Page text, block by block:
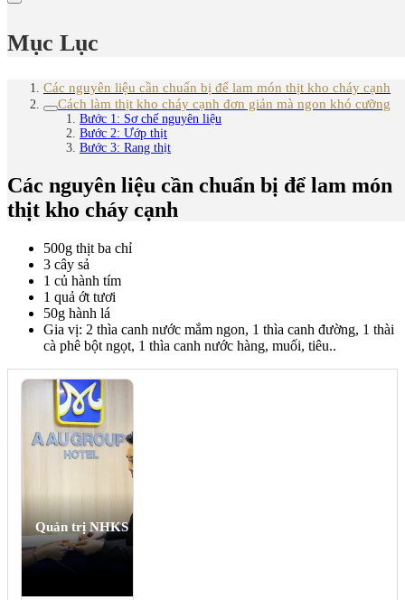
Mục Lục
Các nguyên liệu cần chuẩn bị để lam món thịt kho cháy cạnh
Cách làm thịt kho cháy cạnh đơn giản mà ngon khó cưỡng
Bước 1: Sơ chế nguyên liệu
Bước 2: Ướp thịt
Bước 3: Rang thịt
Các nguyên liệu cần chuẩn bị để lam món
thịt kho cháy cạnh
500g thịt ba chỉ
3 cây sả
1 củ hành tím
1 quả ớt tươi
50g hành lá
Gia vị: 2 thìa canh nước mắm ngon, 1 thìa canh đường, 1 thài
cà phê bột ngọt, 1 thìa canh nước hàng, muối, tiêu..
Quản trị NHKS